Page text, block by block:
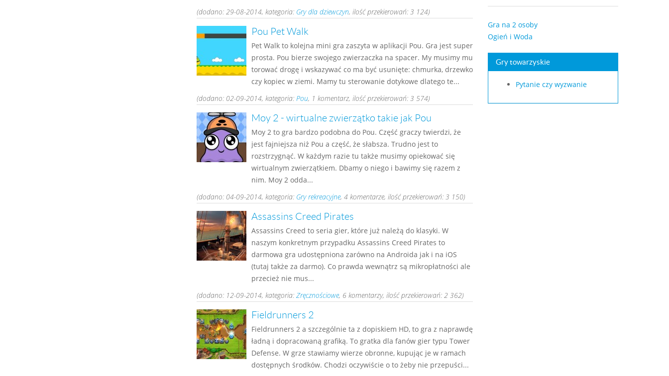
(dodano: 29-08-2014, kategoria: Gry dla dziewczyn, ilość przekierowań: 3 124)
Pou Pet Walk
Pet Walk to kolejna mini gra zaszyta w aplikacji Pou. Gra jest super
prosta. Pou bierze swojego zwierzaczka na spacer. My musimy mu
torować drogę i wskazywać co ma być usunięte: chmurka, drzewko
czy kopiec w ziemi. Mamy tu sterowanie dotykowe dlatego te...
(dodano: 02-09-2014, kategoria: Pou, 1 komentarz, ilość przekierowań: 3 574)
Moy 2 - wirtualne zwierzątko takie jak Pou
Moy 2 to gra bardzo podobna do Pou. Część graczy twierdzi, że
jest fajniejsza niż Pou a część, że słabsza. Trudno jest to
rozstrzygnąć. W każdym razie tu także musimy opiekować się
wirtualnym zwierzątkiem. Dbamy o niego i bawimy się razem z
nim. Moy 2 odda...
(dodano: 04-09-2014, kategoria: Gry rekreacyjne, 4 komentarze, ilość przekierowań: 3 150)
Assassins Creed Pirates
Assassins Creed to seria gier, które już należą do klasyki. W
naszym konkretnym przypadku Assassins Creed Pirates to
darmowa gra udostępniona zarówno na Androida jak i na iOS
(tutaj także za darmo). Co prawda wewnątrz są mikropłatności ale
przecież nie mus...
(dodano: 12-09-2014, kategoria: Zręcznościowe, 6 komentarzy, ilość przekierowań: 2 362)
Fieldrunners 2
Fieldrunners 2 a szczególnie ta z dopiskiem HD, to gra z naprawdę
ładną i dopracowaną grafiką. To gratka dla fanów gier typu Tower
Defense. W grze stawiamy wierze obronne, kupując je w ramach
dostępnych środków. Chodzi oczywiście o to żeby nie przepuści...
Gra na 2 osoby
Ogień i Woda
Gry towarzyskie
Pytanie czy wyzwanie